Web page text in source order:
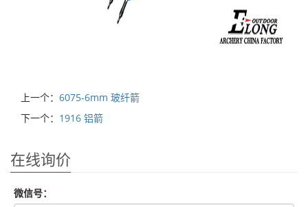
上一个： 6075-6mm 玻纤箭
下一个： 1916 铝箭
在线询价
微信号：